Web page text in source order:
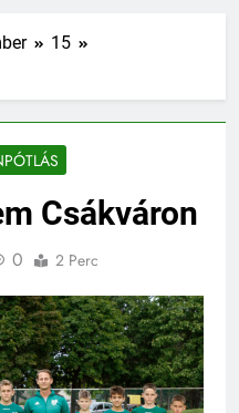
15
Csákváron
0 2 Perc